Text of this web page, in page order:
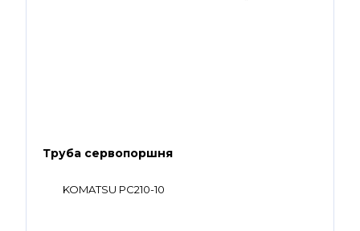
Труба сервопоршня
KOMATSU PC210-10